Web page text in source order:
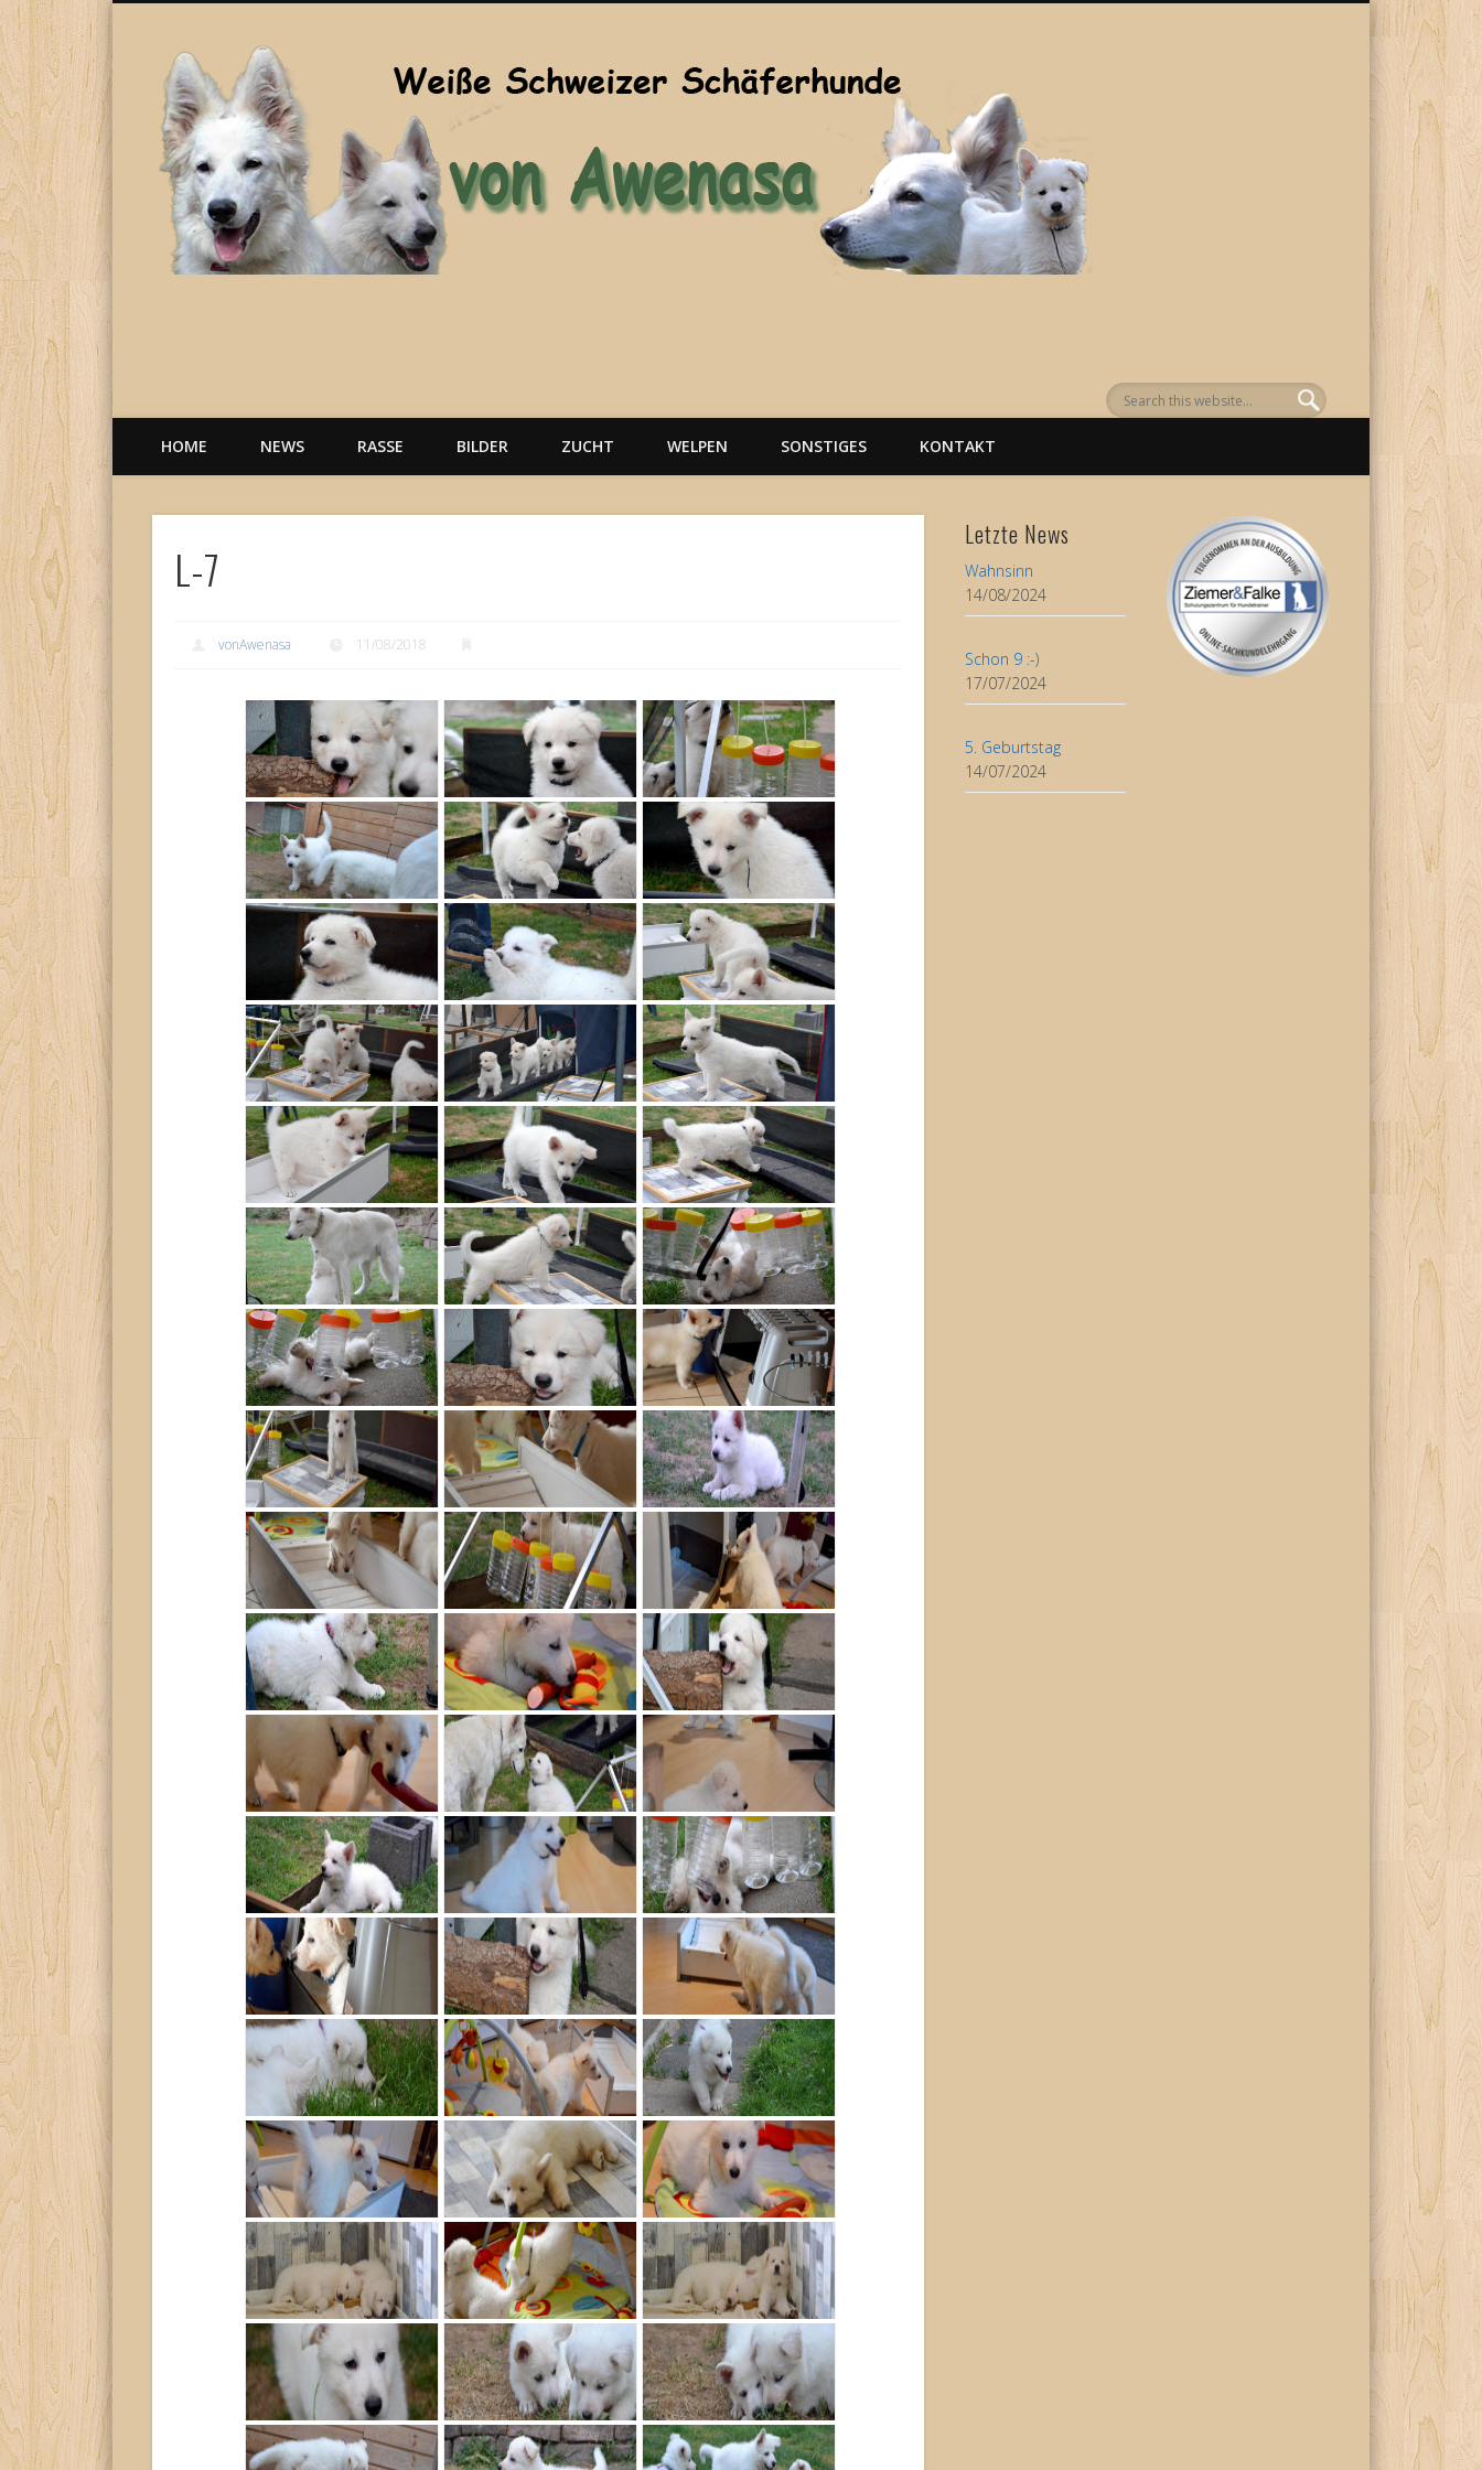
Welpen, weiße Schäferhunde, Hunde, Berger Blanc Suisse
HOME NEWS RASSE BILDER ZUCHT WELPEN SONSTIGES KONTAKT
L-7
vonAwenasa 11/08/2018
Letzte News
Wahnsinn
14/08/2024
Schon 9 :-)
17/07/2024
5. Geburtstag
14/07/2024